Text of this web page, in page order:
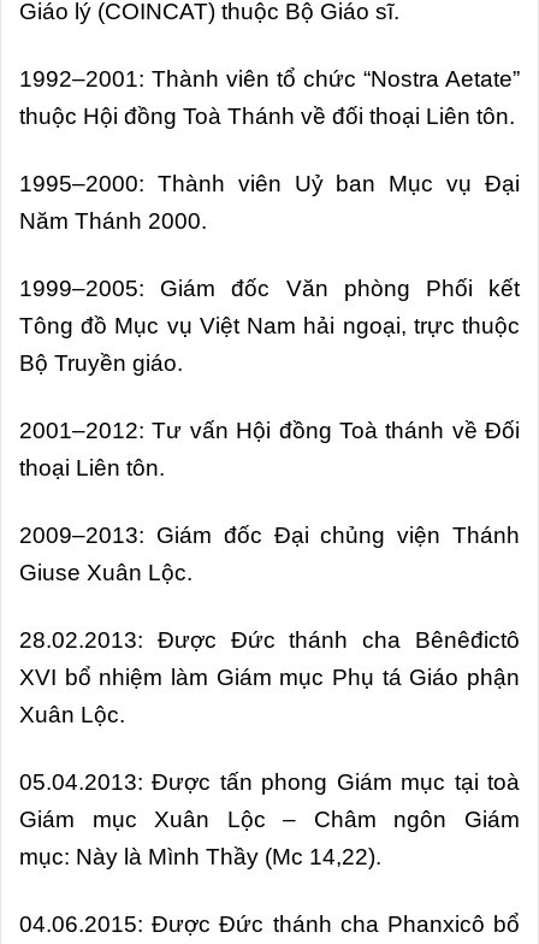
Giáo lý (COINCAT) thuộc Bộ Giáo sĩ.
1992–2001: Thành viên tổ chức “Nostra Aetate”
thuộc Hội đồng Toà Thánh về đối thoại Liên tôn.
1995–2000: Thành viên Uỷ ban Mục vụ Đại
Năm Thánh 2000.
1999–2005: Giám đốc Văn phòng Phối kết
Tông đồ Mục vụ Việt Nam hải ngoại, trực thuộc
Bộ Truyền giáo.
2001–2012: Tư vấn Hội đồng Toà thánh về Đối
thoại Liên tôn.
2009–2013: Giám đốc Đại chủng viện Thánh
Giuse Xuân Lộc.
28.02.2013: Được Đức thánh cha Bênêđictô
XVI bổ nhiệm làm Giám mục Phụ tá Giáo phận
Xuân Lộc.
05.04.2013: Được tấn phong Giám mục tại toà
Giám mục Xuân Lộc – Châm ngôn Giám
mục: Này là Mình Thầy (Mc 14,22).
04.06.2015: Được Đức thánh cha Phanxicô bổ